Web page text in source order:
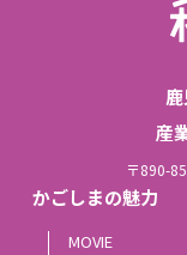
産
〒890-
かごしまの魅力
MOVIE